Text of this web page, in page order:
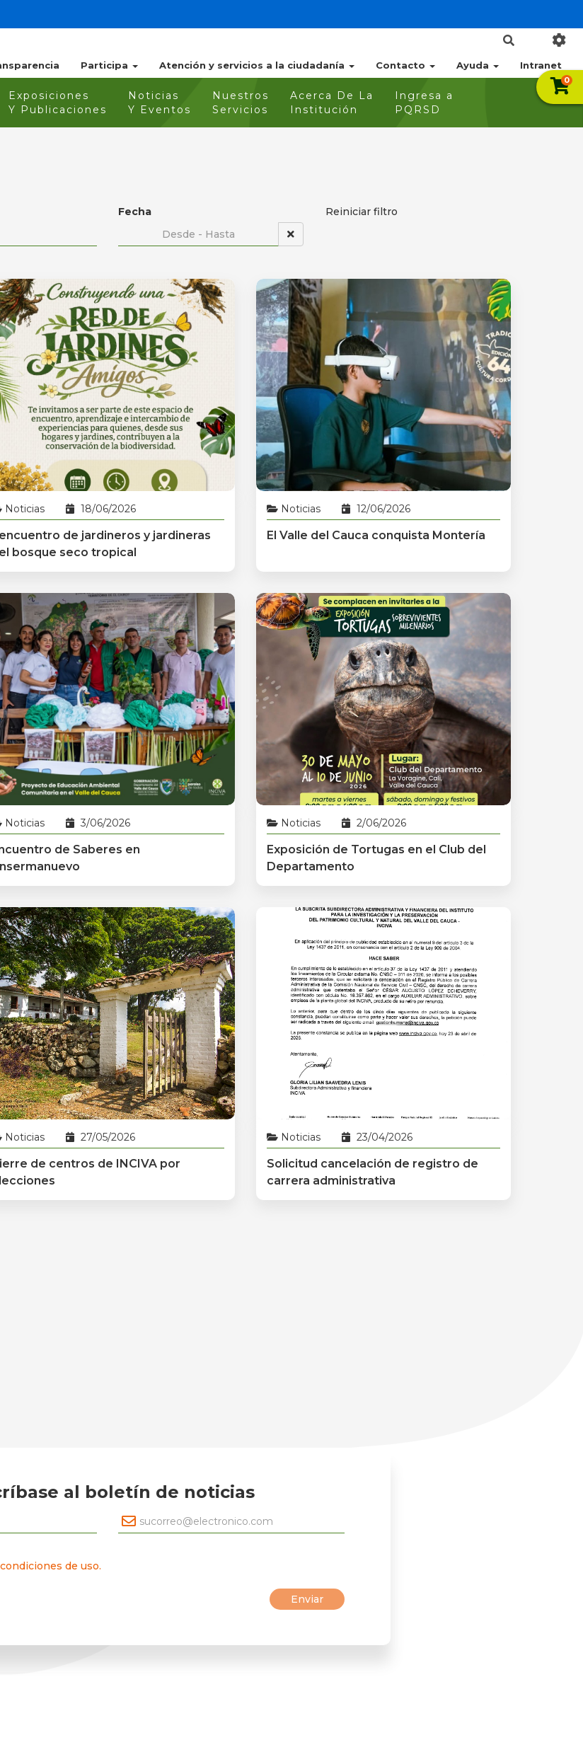
Participa Atención y servicios a la ciudadanía Contacto Ayuda Intranet
Exposiciones
Y Publicaciones
Noticias
Y Eventos
Nuestros
Servicios
Acerca De La
Institución
Ingresa a
PQRSD
0
Fecha Reiniciar filtro
Noticias 18/06/2026
de jardineros y jardineras
bosque seco tropical
Noticias 12/06/2026
El Valle del Cauca conquista Montería
Noticias 3/06/2026
de Saberes en
Noticias 2/06/2026
Exposición de Tortugas en el Club del
Departamento
Noticias 27/05/2026
de centros de INCIVA por
Noticias 23/04/2026
Solicitud cancelación de registro de
carrera administrativa
al boletín de noticias
de uso.